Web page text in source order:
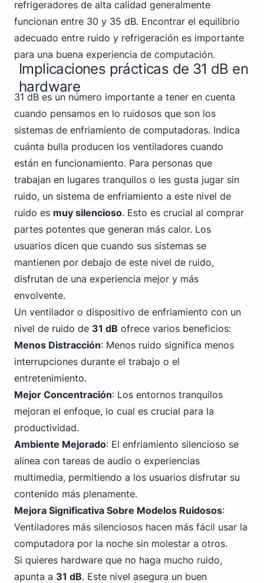
refrigeradores de alta calidad generalmente
funcionan entre 30 y 35 dB. Encontrar el equilibrio
adecuado entre ruido y refrigeración es importante
para una buena experiencia de computación.
Implicaciones prácticas de 31 dB en
hardware
31 dB es un número importante a tener en cuenta
cuando pensamos en lo ruidosos que son los
sistemas de enfriamiento de computadoras. Indica
cuánta bulla producen los ventiladores cuando
están en funcionamiento. Para personas que
trabajan en lugares tranquilos o les gusta jugar sin
ruido, un sistema de enfriamiento a este nivel de
ruido es muy silencioso. Esto es crucial al comprar
partes potentes que generan más calor. Los
usuarios dicen que cuando sus sistemas se
mantienen por debajo de este nivel de ruido,
disfrutan de una experiencia mejor y más
envolvente.
Un ventilador o dispositivo de enfriamiento con un
nivel de ruido de 31 dB ofrece varios beneficios:
Menos Distracción: Menos ruido significa menos
interrupciones durante el trabajo o el
entretenimiento.
Mejor Concentración: Los entornos tranquilos
mejoran el enfoque, lo cual es crucial para la
productividad.
Ambiente Mejorado: El enfriamiento silencioso se
alinea con tareas de audio o experiencias
multimedia, permitiendo a los usuarios disfrutar su
contenido más plenamente.
Mejora Significativa Sobre Modelos Ruidosos:
Ventiladores más silenciosos hacen más fácil usar la
computadora por la noche sin molestar a otros.
Si quieres hardware que no haga mucho ruido,
apunta a 31 dB. Este nivel asegura un buen